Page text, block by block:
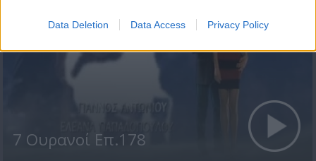
Data Deletion Data Access Privacy Policy
7 Ουρανοί Επ.178